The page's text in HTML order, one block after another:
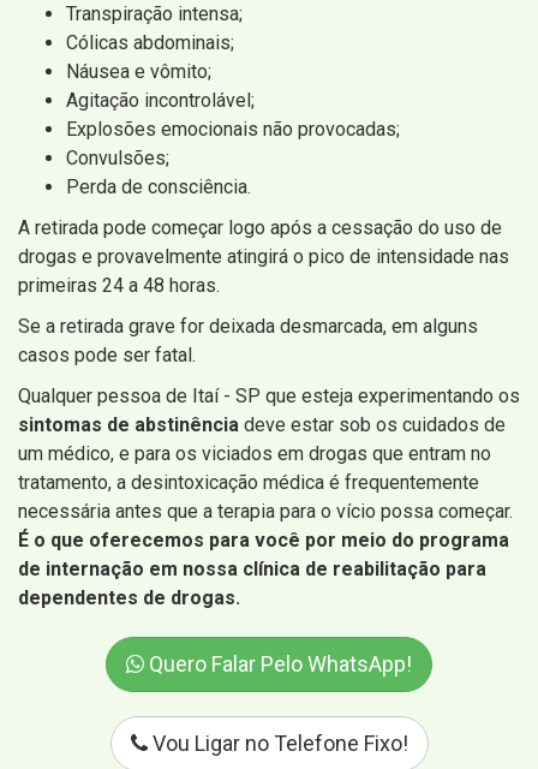
Transpiração intensa;
Cólicas abdominais;
Náusea e vômito;
Agitação incontrolável;
Explosões emocionais não provocadas;
Convulsões;
Perda de consciência.
A retirada pode começar logo após a cessação do uso de
drogas e provavelmente atingirá o pico de intensidade nas
primeiras 24 a 48 horas.
Se a retirada grave for deixada desmarcada, em alguns
casos pode ser fatal.
Qualquer pessoa de Itaí - SP que esteja experimentando os
sintomas de abstinência deve estar sob os cuidados de
um médico, e para os viciados em drogas que entram no
tratamento, a desintoxicação médica é frequentemente
necessária antes que a terapia para o vício possa começar.
É o que oferecemos para você por meio do programa
de internação em nossa clínica de reabilitação para
dependentes de drogas.
Quero Falar Pelo WhatsApp!
Vou Ligar no Telefone Fixo!